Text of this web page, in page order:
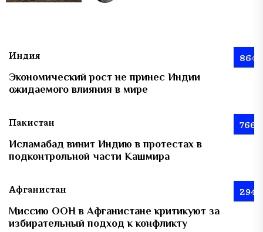
Индия 864
Экономический рост не принес Индии
ожидаемого влияния в мире
Пакистан 766
Исламабад винит Индию в протестах в
подконтрольной части Кашмира
Афганистан 294
Миссию ООН в Афганистане критикуют за
избирательный подход к конфликту